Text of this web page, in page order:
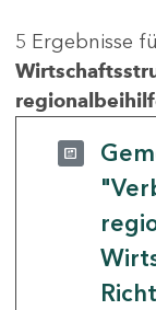
5 Ergebnisse